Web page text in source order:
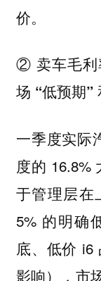
价。
② 卖车毛利
场 “低预期”
一季度实际
度的 16.8%
于管理层在
5% 的明确
底、低价 i6
影响），市